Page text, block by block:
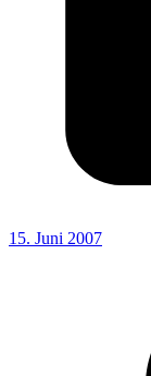
15. Juni 2007